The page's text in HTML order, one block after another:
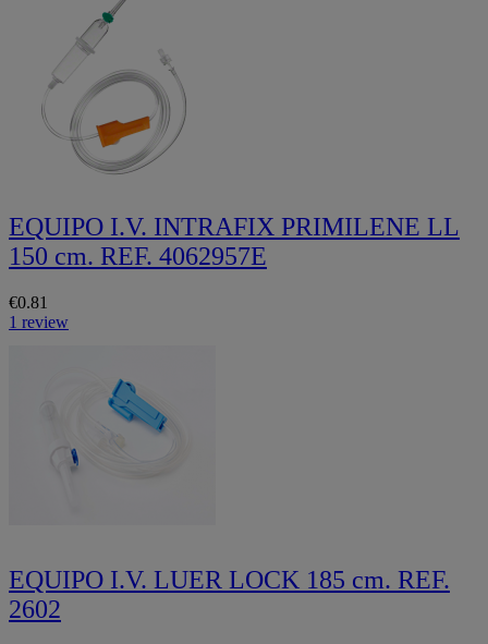
EQUIPO I.V. INTRAFIX PRIMILENE LL
150 cm. REF. 4062957E
€0.81
1 review
EQUIPO I.V. LUER LOCK 185 cm. REF.
2602